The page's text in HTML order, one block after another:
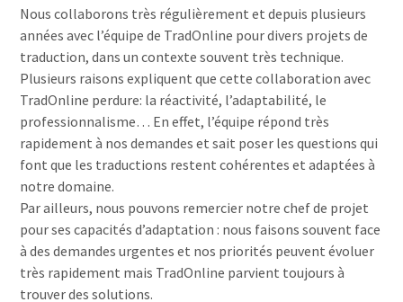
Nous collaborons très régulièrement et depuis plusieurs
années avec l’équipe de TradOnline pour divers projets de
traduction, dans un contexte souvent très technique.
Plusieurs raisons expliquent que cette collaboration avec
TradOnline perdure: la réactivité, l’adaptabilité, le
professionnalisme… En effet, l’équipe répond très
rapidement à nos demandes et sait poser les questions qui
font que les traductions restent cohérentes et adaptées à
notre domaine.
Par ailleurs, nous pouvons remercier notre chef de projet
pour ses capacités d’adaptation : nous faisons souvent face
à des demandes urgentes et nos priorités peuvent évoluer
très rapidement mais TradOnline parvient toujours à
trouver des solutions.